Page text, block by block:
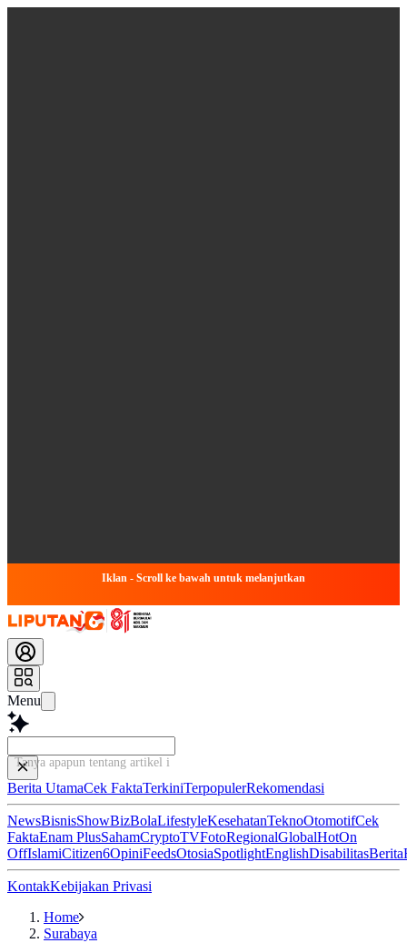
Iklan - Scroll ke bawah untuk melanjutkan
Menu
Tanya apapun tentang artikel ini...
Berita UtamaCek FaktaTerkiniTerpopulerRekomendasi
NewsBisnisShowBizBolaLifestyleKesehatanTeknoOtomotifCek
FaktaEnam PlusSahamCryptoTVFotoRegionalGlobalHotOn
OffIslamiCitizen6OpiniFeedsOtosiaSpotlightEnglishDisabilitasBerita
KontakKebijakan Privasi
Home
Surabaya